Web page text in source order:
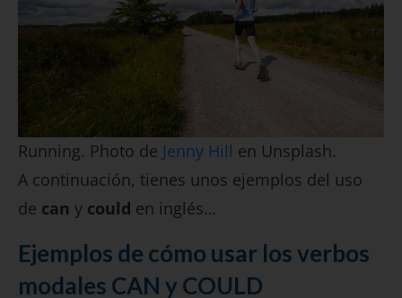
Running. Photo de Jenny Hill en Unsplash.
A continuación, tienes unos ejemplos del uso
de can y could en inglés…
Ejemplos de cómo usar los verbos
modales CAN y COULD